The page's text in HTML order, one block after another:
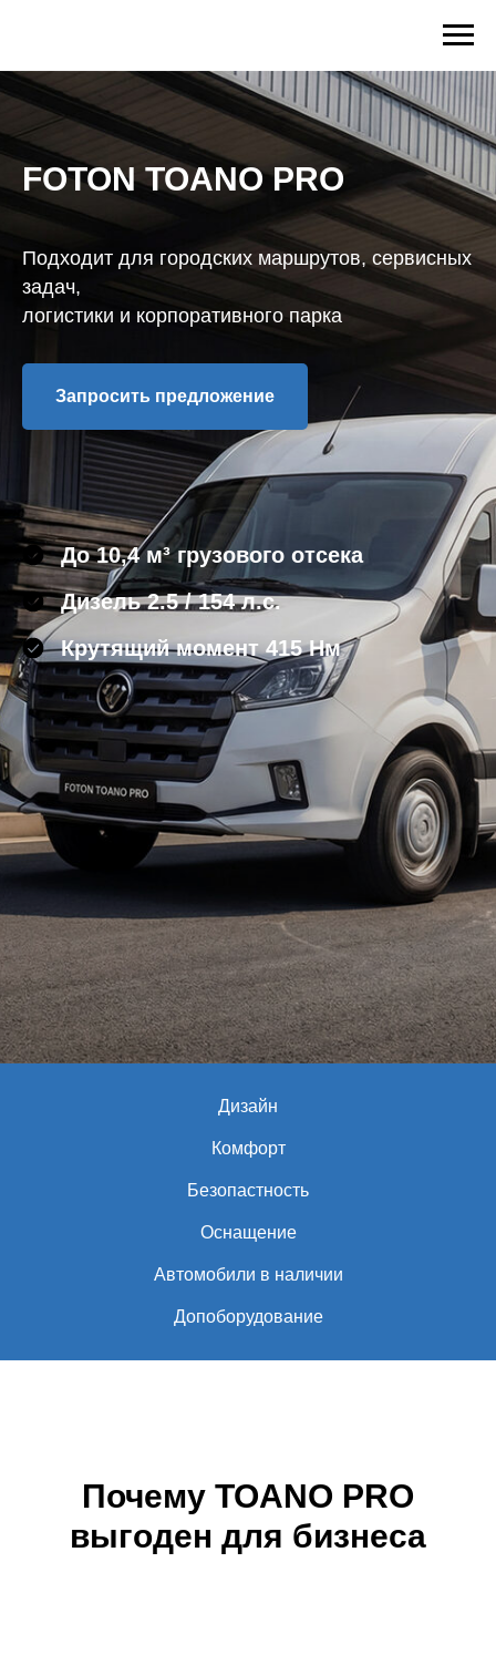
FOTON TOANO PRO
Подходит для городских маршрутов, сервисных
задач,
логистики и корпоративного парка
Запросить предложение
До10,4 м³грузового отсека
Дизель2.5 / 154 л.с.
Крутящий момент415 Нм
Дизайн
Комфорт
Безопастность
Оснащение
Автомобили в наличии
Допоборудование
Почему TOANO PRO
выгоден для бизнеса